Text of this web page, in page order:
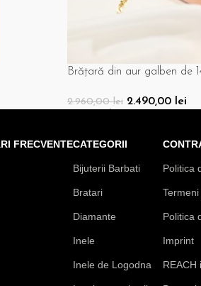
Brățară din aur galben de
2.960,00lei 2.490,00 lei
FRECVENTECATEGORII
Bijuterii Barbati
Bratari
Diamante
Inele
Inele de Logodna
Politica
Politica
Imprint
REACH